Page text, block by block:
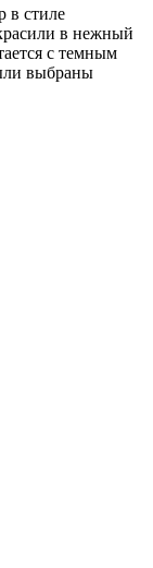
в стиле
в нежный
с темным
выбраны